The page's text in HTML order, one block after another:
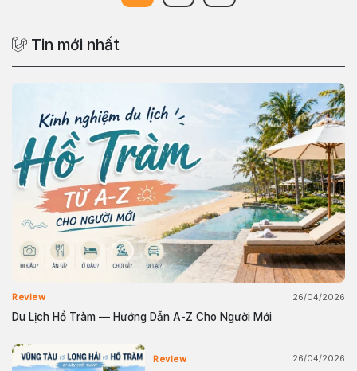
Tin mới nhất
Review
Du Lịch Hồ Tràm — Hướng Dẫn A-Z Cho Người Mới
26/04/2026
Review 26/04/2026